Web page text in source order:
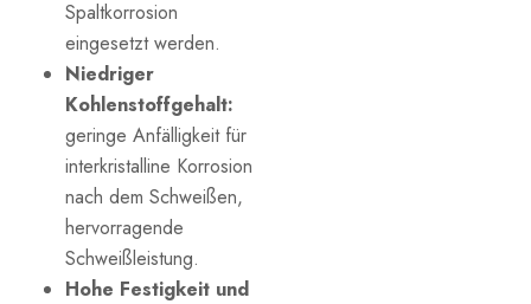
Spaltkorrosion
eingesetzt werden.
Niedriger
Kohlenstoffgehalt:
geringe Anfälligkeit für
interkristalline Korrosion
nach dem Schweißen,
hervorragende
Schweißleistung.
Hohe Festigkeit und